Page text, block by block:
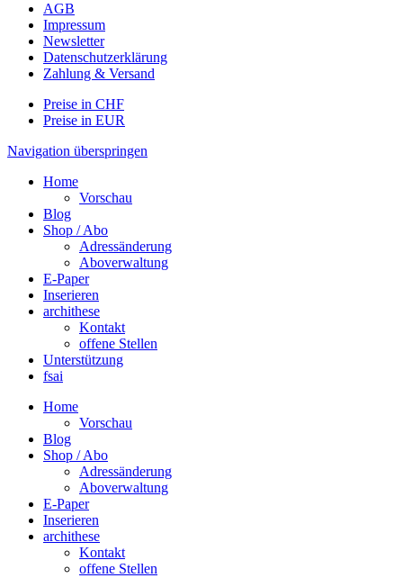
AGB
Impressum
Newsletter
Datenschutzerklärung
Zahlung & Versand
Preise in CHF
Preise in EUR
Navigation überspringen
Home
Vorschau
Blog
Shop / Abo
Adressänderung
Aboverwaltung
E-Paper
Inserieren
archithese
Kontakt
offene Stellen
Unterstützung
fsai
Home
Vorschau
Blog
Shop / Abo
Adressänderung
Aboverwaltung
E-Paper
Inserieren
archithese
Kontakt
offene Stellen